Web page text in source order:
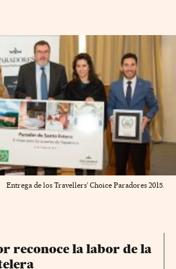
Entrega de los Travellers’ Choice Paradores 2015.
reconoce la labor de la